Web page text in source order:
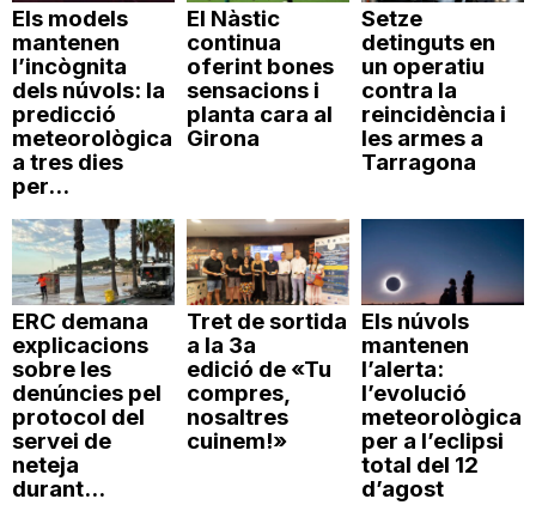
Els models
mantenen
l’incògnita
dels núvols: la
predicció
meteorològica
a tres dies
per...
El Nàstic
continua
oferint bones
sensacions i
planta cara al
Girona
Setze
detinguts en
un operatiu
contra la
reincidència i
les armes a
Tarragona
ERC demana
explicacions
sobre les
denúncies pel
protocol del
servei de
neteja
durant...
Tret de sortida
a la 3a
edició de «Tu
compres,
nosaltres
cuinem!»
Els núvols
mantenen
l’alerta:
l’evolució
meteorològica
per a l’eclipsi
total del 12
d’agost